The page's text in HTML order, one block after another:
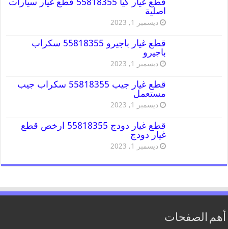
اصلية
ديسمبر 1, 2023
قطع غيار باجيرو 55818355 سكراب
باجيرو
ديسمبر 1, 2023
قطع غيار جيب 55818355 سكراب جيب
مستعمل
ديسمبر 1, 2023
قطع غيار دودج 55818355 ارخص قطع
غيار دودج
ديسمبر 1, 2023
أهم الصفحات